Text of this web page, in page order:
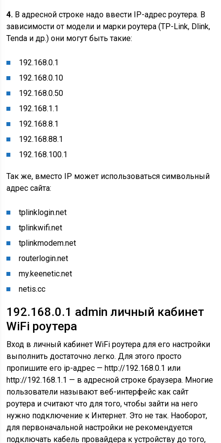
4. В адресной строке надо ввести IP-адрес роутера. В
зависимости от модели и марки роутера (TP-Link, Dlink,
Tenda и др.) они могут быть такие:
192.168.0.1
192.168.0.10
192.168.0.50
192.168.1.1
192.168.8.1
192.168.88.1
192.168.100.1
Так же, вместо IP может использоваться символьный
адрес сайта:
tplinklogin.net
tplinkwifi.net
tplinkmodem.net
routerlogin.net
my.keenetic.net
netis.cc
192.168.0.1 admin личный кабинет
WiFi роутера
Вход в личный кабинет WiFi роутера для его настройки
выполнить достаточно легко. Для этого просто
пропишите его ip-адрес —http://192.168.0.1 или
http://192.168.1.1 — в адресной строке браузера. Многие
пользователи называют веб-интерфейс как сайт
роутера и считают что для того, чтобы зайти на него
нужно подключение к Интернет. Это не так. Наоборот,
для первоначальной настройки не рекомендуется
подключать кабель провайдера к устройству до того,